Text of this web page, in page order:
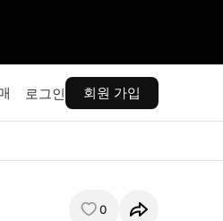
로그인 회원 가입
0